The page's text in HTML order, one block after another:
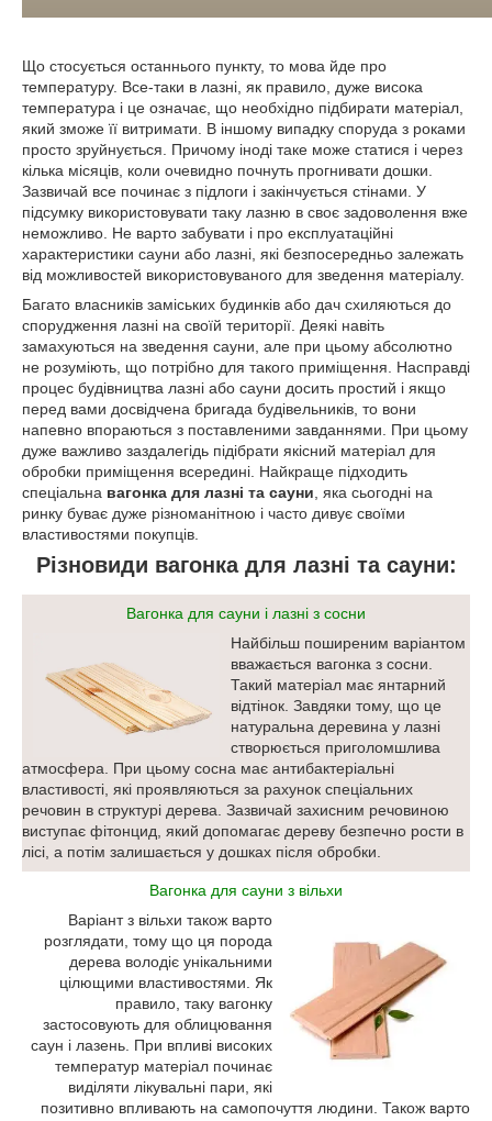
Що стосується останнього пункту, то мова йде про
температуру. Все-таки в лазні, як правило, дуже висока
температура і це означає, що необхідно підбирати матеріал,
який зможе її витримати. В іншому випадку споруда з роками
просто зруйнується. Причому іноді таке може статися і через
кілька місяців, коли очевидно почнуть прогнивати дошки.
Зазвичай все починає з підлоги і закінчується стінами. У
підсумку використовувати таку лазню в своє задоволення вже
неможливо. Не варто забувати і про експлуатаційні
характеристики сауни або лазні, які безпосередньо залежать
від можливостей використовуваного для зведення матеріалу.
Багато власників заміських будинків або дач схиляються до
спорудження лазні на своїй території. Деякі навіть
замахуються на зведення сауни, але при цьому абсолютно
не розуміють, що потрібно для такого приміщення. Насправді
процес будівництва лазні або сауни досить простий і якщо
перед вами досвідчена бригада будівельників, то вони
напевно впораються з поставленими завданнями. При цьому
дуже важливо заздалегідь підібрати якісний матеріал для
обробки приміщення всередині. Найкраще підходить
спеціальна вагонка для лазні та сауни , яка сьогодні на
ринку буває дуже різноманітною і часто дивує своїми
властивостями покупців.
Різновиди вагонка для лазні та сауни:
Вагонка для сауни і лазні з сосни
Найбільш поширеним варіантом
вважається вагонка з сосни.
Такий матеріал має янтарний
відтінок. Завдяки тому, що це
натуральна деревина у лазні
створюється приголомшлива
атмосфера. При цьому сосна має антибактеріальні
властивості, які проявляються за рахунок спеціальних
речовин в структурі дерева. Зазвичай захисним речовиною
виступає фітонцид, який допомагає дереву безпечно рости в
лісі, а потім залишається у дошках після обробки.
Вагонка для сауни з вільхи
Варіант з вільхи також варто
розглядати, тому що ця порода
дерева володіє унікальними
цілющими властивостями. Як
правило, таку вагонку
застосовують для облицювання
саун і лазень. При впливі високих
температур матеріал починає
виділяти лікувальні пари, які
позитивно впливають на самопочуття людини. Також варто